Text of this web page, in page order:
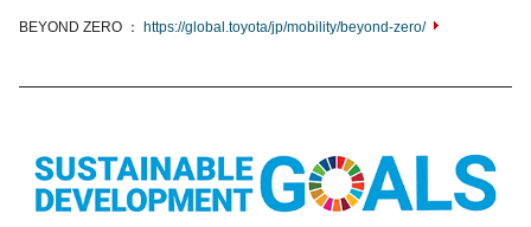
BEYOND ZERO https://global.toyota/jp/mobility/beyond-zero/